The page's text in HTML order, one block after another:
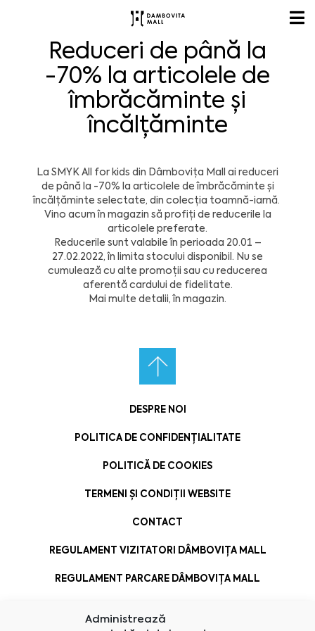
Administrează
Reduceri de până la
-70% la articolele de
îmbrăcăminte și
încălțăminte
La SMYK All for kids din Dâmbovița Mall ai reduceri
de până la -70% la articolele de îmbrăcăminte și
încălțăminte selectate, din colecția toamnă-iarnă.
Vino acum în magazin să profiți de reducerile la
articolele preferate.
Reducerile sunt valabile în perioada 20.01 –
27.02.2022, în limita stocului disponibil. Nu se
cumulează cu alte promoții sau cu reducerea
aferentă cardului de fidelitate.
Mai multe detalii, în magazin.
DESPRE NOI
POLITICA DE CONFIDENȚIALITATE
POLITICĂ DE COOKIES
TERMENI ȘI CONDIȚII WEBSITE
CONTACT
REGULAMENT VIZITATORI DÂMBOVIȚA MALL
REGULAMENT PARCARE DÂMBOVIȚA MALL